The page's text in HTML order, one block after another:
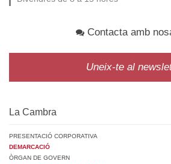
Contacta amb
Uneix-te al
La Cambra
PRESENTACIÓ CORPORATIVA
DEMARCACIÓ
ÒRGAN DE GOVERN